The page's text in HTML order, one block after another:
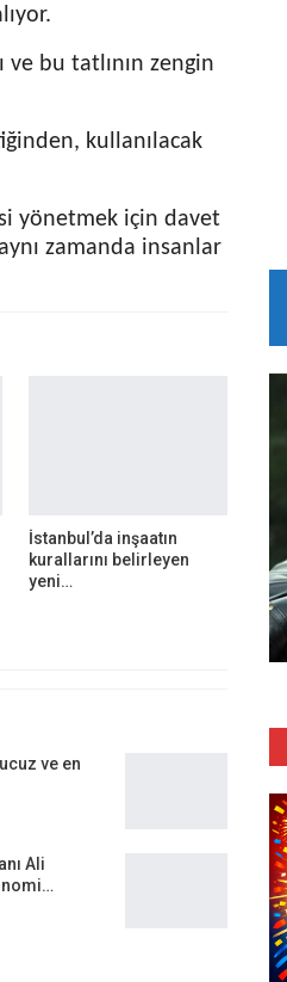
ve bu tatlının zengin
kullanılacak
yönetmek için davet
zamanda insanlar
İstanbul’da inşaatın
kurallarını belirleyen
yeni…
ve en
Ali